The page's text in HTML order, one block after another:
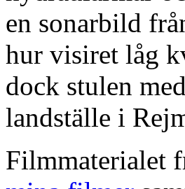
en sonarbild
hur visiret låg
dock stulen
landställe i
Filmmaterialet